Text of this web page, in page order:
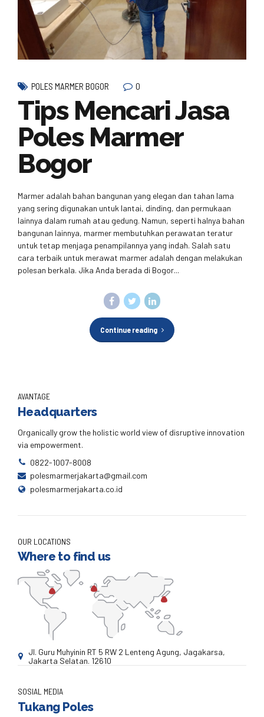
POLES MARMER BOGOR 0
Tips Mencari Jasa
Poles Marmer
Bogor
Marmer adalah bahan bangunan yang elegan dan tahan lama
yang sering digunakan untuk lantai, dinding, dan permukaan
lainnya dalam rumah atau gedung. Namun, seperti halnya bahan
bangunan lainnya, marmer membutuhkan perawatan teratur
untuk tetap menjaga penampilannya yang indah. Salah satu
cara terbaik untuk merawat marmer adalah dengan melakukan
polesan berkala. Jika Anda berada di Bogor...
Continue reading
AVANTAGE
Headquarters
Organically grow the holistic world view of disruptive innovation
via empowerment.
0822-1007-8008
polesmarmerjakarta@gmail.com
polesmarmerjakarta.co.id
OUR LOCATIONS
Where to find us
Jl. Guru Muhyinin RT 5 RW 2 Lenteng Agung, Jagakarsa,
Jakarta Selatan. 12610
SOSIAL MEDIA
Tukang Poles